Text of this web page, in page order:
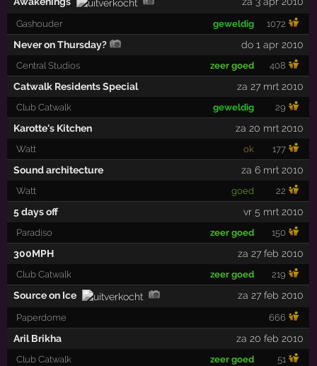
Gashouder geweldig 1072
Never on Thursday? do 1 apr 2010
Central Studios zeer goed 408
Catwalk Residents Special za 27 mrt 2010
Club Catwalk geweldig 29
Karotte's Kitchen za 20 mrt 2010
Watt ok 177
Sound architecture za 6 mrt 2010
Watt goed 22
5 days off vr 5 mrt 2010
Paradiso zeer goed 150
300MPH za 27 feb 2010
Club Catwalk zeer goed 219
Source on Ice za 27 feb 2010
Paperdome 666
Aril Brikha za 20 feb 2010
Club Catwalk zeer goed 51